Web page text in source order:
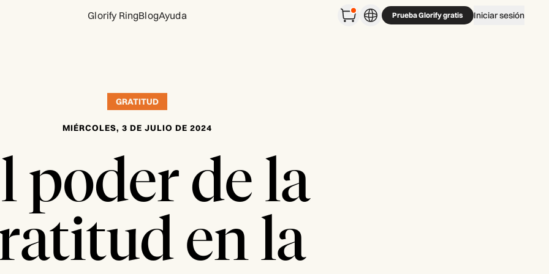
Glorify RingBlogAyuda Prueba Glorify gratis Iniciar sesión
GRATITUD
MIÉRCOLES, 3 DE JULIO DE 2024
poder de la
en la